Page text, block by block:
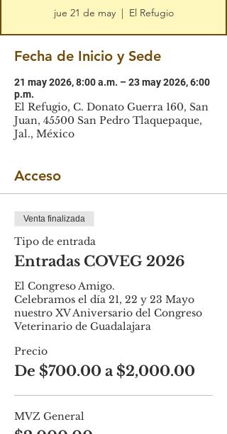
jue 21 de may
  |
El Refugio
Fecha de Inicio y Sede
21 may 2026, 8:00 a.m. – 23 may 2026, 6:00
p.m.
El Refugio, C. Donato Guerra 160, San
Juan, 45500 San Pedro Tlaquepaque,
Jal., México
Acceso
Venta finalizada
Tipo de entrada
Entradas COVEG 2026
El Congreso Amigo.
Celebramos el día 21, 22 y 23 Mayo
nuestro XV Aniversario del Congreso
Veterinario de Guadalajara
Precio
De $700.00 a $2,000.00
MVZ General